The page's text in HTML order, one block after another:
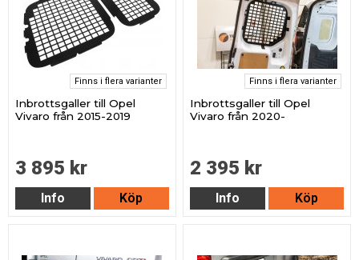
Finns i flera varianter
Inbrottsgaller till Opel
Vivaro från 2015-2019
3 895 kr
Info Köp
Finns i flera varianter
Inbrottsgaller till Opel
Vivaro från 2020-
2 395 kr
Info Köp